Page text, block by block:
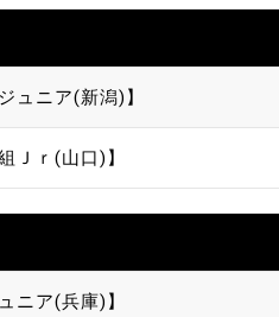
ュニア(新潟)】
Ｊｒ(山口)】
ニア(兵庫)】